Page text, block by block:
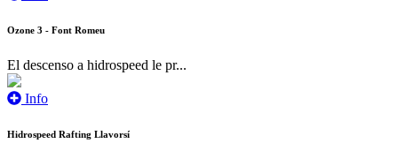
Ozone 3 - Font Romeu
El descenso a hidrospeed le pr...
Info
Hidrospeed Rafting Llavorsí